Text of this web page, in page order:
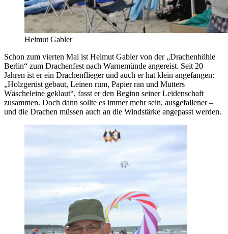
Helmut Gabler
Schon zum vierten Mal ist Helmut Gabler von der „Drachenhöhle
Berlin“ zum Drachenfest nach Warnemünde angereist. Seit 20
Jahren ist er ein Drachenflieger und auch er hat klein angefangen:
„Holzgerüst gebaut, Leinen rum, Papier ran und Mutters
Wäscheleine geklaut“, fasst er den Beginn seiner Leidenschaft
zusammen. Doch dann sollte es immer mehr sein, ausgefallener –
und die Drachen müssen auch an die Windstärke angepasst werden.